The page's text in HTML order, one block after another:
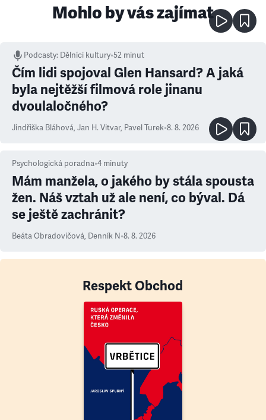
Mohlo by vás zajímat
Podcasty: Dělníci kultury•52 minut
Čím lidi spojoval Glen Hansard? A jaká
byla nejtěžší filmová role jinanu
dvoulaločného?
Jindřiška Bláhová, Jan H. Vitvar, Pavel Turek•8. 8. 2026
Psychologická poradna•4 minuty
Mám manžela, o jakého by stála spousta
žen. Náš vztah už ale není, co býval. Dá
se ještě zachránit?
Beáta Obradovičová, Denník N•8. 8. 2026
Respekt Obchod